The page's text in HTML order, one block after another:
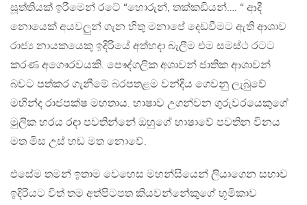
සූත්තියක් ඉරීමෙන් රටේ “හොරුන්, තක්කඩියන්…. “ ආදී
නොයෙක් අයවලුන් ගැන හිතු මනාපේ දෙඩවීමට ඇති ආශාව
රාජ්‍ය නායකයෙකු ඉදිරියේ අත්හදා බැලීම එම සමස්ථ රටට
කරණ අගෞරවයකි. පෞද්ගලික අශාවන් ජාතික ආශාවන්
බවට පත්කර ගැනීමේ බරපතළම වන්දිය ගෙවනු ලැබුවේ
මහින්ද රාජපක්ෂ මහතාය. භාෂාව උගන්වන ගුරුවරයෙකුගේ
මුලික හරය රඳා පවතින්නේ ඔහුගේ භාෂාවේ පවතින විනය
මත මිස උස් හඬ මත නොවේ.
එසේම තමන් ඉතාම වෙහෙස මහන්සියෙන් ලියාගෙන සහාව
ඉදිරියට විත් තම අත්පිටපත කියවන්නේකුගේ භූමිකාව